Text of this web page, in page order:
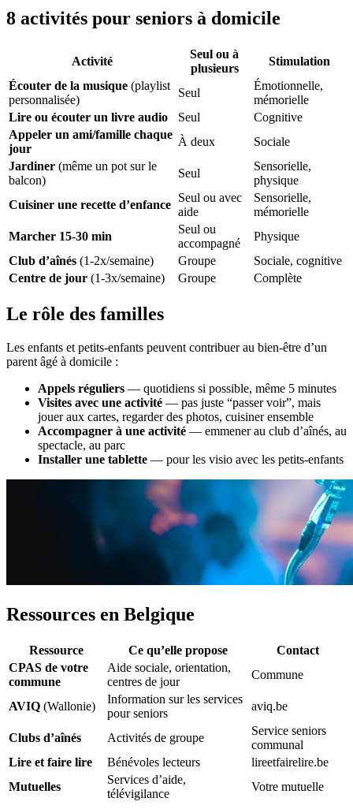
8 activités pour seniors à domicile
Activité
Seul ou à
plusieurs
Stimulation
Écouter de la musique (playlist
personnalisée)
Seul
Émotionnelle,
mémorielle
Lire ou écouter un livre audio
Seul
Cognitive
Appeler un ami/famille chaque
jour
À deux
Sociale
Jardiner (même un pot sur le
balcon)
Seul
Sensorielle,
physique
Cuisiner une recette d’enfance
Seul ou avec
aide
Sensorielle,
mémorielle
Marcher 15-30 min
Seul ou
accompagné
Physique
Club d’aînés (1-2x/semaine) Groupe
Sociale, cognitive
Centre de jour (1-3x/semaine) Groupe Complète
Le rôle des familles
Les enfants et petits-enfants peuvent contribuer au bien-être d’un
parent âgé à domicile :
Appels réguliers — quotidiens si possible, même 5 minutes
Visites avec une activité — pas juste “passer voir”, mais
jouer aux cartes, regarder des photos, cuisiner ensemble
Accompagner à une activité — emmener au club d’aînés, au
spectacle, au parc
Installer une tablette — pour les visio avec les petits-enfants
Ressources en Belgique
Ressource Ce qu’elle propose
Contact
CPAS de votre
commune
Aide sociale, orientation,
centres de jour
Commune
AVIQ (Wallonie)
Information sur les services
pour seniors
aviq.be
Clubs d’aînés Activités de groupe
Service seniors
communal
Lire et faire lire
Bénévoles lecteurs
lireetfairelire.be
Mutuelles
Services d’aide,
télévigilance
Votre mutuelle